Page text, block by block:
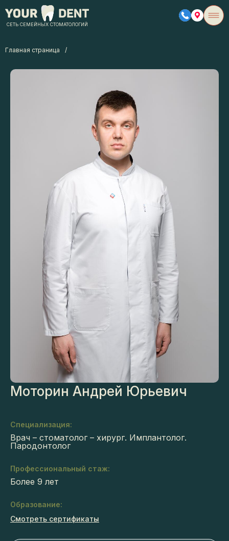
СЕТЬ СЕМЕЙНЫХ СТОМАТОЛОГИЙ
Главная страница /
Моторин Андрей Юрьевич
Специализация:
Врач – стоматолог – хирург. Имплантолог.
Пародонтолог
Профессиональный стаж:
Более 9 лет
Образование:
Смотреть сертификаты